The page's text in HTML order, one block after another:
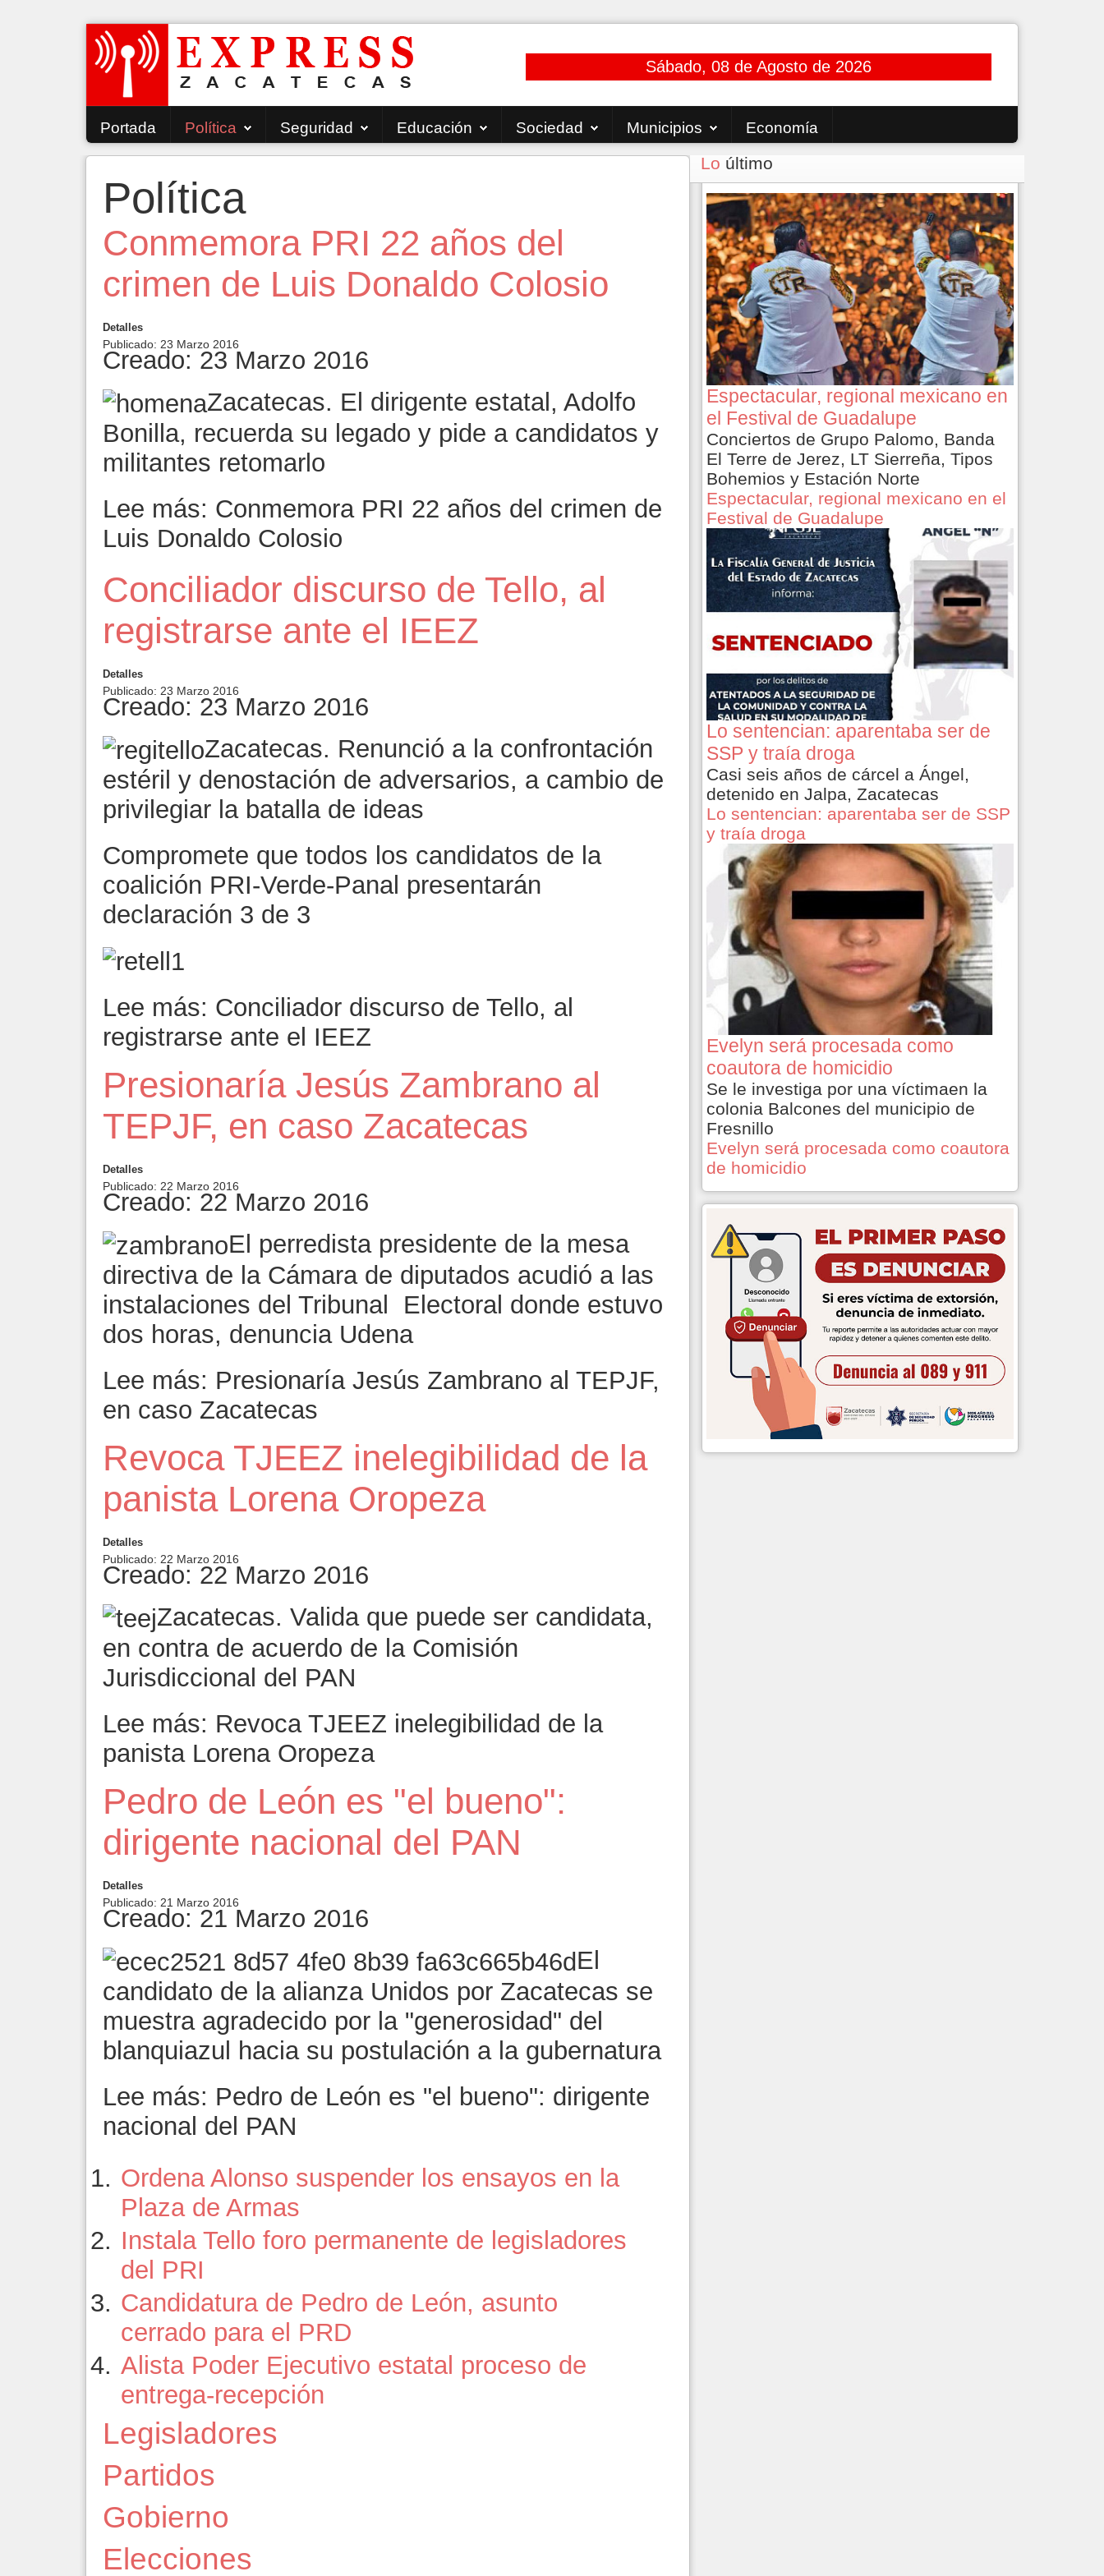
Sábado, 08 de Agosto de 2026
Portada Política Seguridad Educación Sociedad Municipios Economía
Política
Conmemora PRI 22 años del
crimen de Luis Donaldo Colosio
Detalles
Publicado: 23 Marzo 2016
Creado: 23 Marzo 2016
Zacatecas. El dirigente estatal, Adolfo
Bonilla, recuerda su legado y pide a candidatos y
militantes retomarlo
Lee más: Conmemora PRI 22 años del crimen de
Luis Donaldo Colosio
Conciliador discurso de Tello, al
registrarse ante el IEEZ
Detalles
Publicado: 23 Marzo 2016
Creado: 23 Marzo 2016
Zacatecas. Renunció a la confrontación
estéril y denostación de adversarios, a cambio de
privilegiar la batalla de ideas
Compromete que todos los candidatos de la
coalición PRI-Verde-Panal presentarán
declaración 3 de 3
Lee más: Conciliador discurso de Tello, al
registrarse ante el IEEZ
Presionaría Jesús Zambrano al
TEPJF, en caso Zacatecas
Detalles
Publicado: 22 Marzo 2016
Creado: 22 Marzo 2016
El perredista presidente de la mesa
directiva de la Cámara de diputados acudió a las
instalaciones del Tribunal Electoral donde estuvo
dos horas, denuncia Udena
Lee más: Presionaría Jesús Zambrano al TEPJF,
en caso Zacatecas
Revoca TJEEZ inelegibilidad de la
panista Lorena Oropeza
Detalles
Publicado: 22 Marzo 2016
Creado: 22 Marzo 2016
Zacatecas. Valida que puede ser candidata,
en contra de acuerdo de la Comisión
Jurisdiccional del PAN
Lee más: Revoca TJEEZ inelegibilidad de la
panista Lorena Oropeza
Pedro de León es "el bueno":
dirigente nacional del PAN
Detalles
Publicado: 21 Marzo 2016
Creado: 21 Marzo 2016
El
candidato de la alianza Unidos por Zacatecas se
muestra agradecido por la "generosidad" del
blanquiazul hacia su postulación a la gubernatura
Lee más: Pedro de León es "el bueno": dirigente
nacional del PAN
Ordena Alonso suspender los ensayos en la
Plaza de Armas
Instala Tello foro permanente de legisladores
del PRI
Candidatura de Pedro de León, asunto
cerrado para el PRD
Alista Poder Ejecutivo estatal proceso de
entrega-recepción
Legisladores
Partidos
Gobierno
Elecciones
Lo último
Espectacular, regional mexicano en
el Festival de Guadalupe
Conciertos de Grupo Palomo, Banda
El Terre de Jerez, LT Sierreña, Tipos
Bohemios y Estación Norte
Espectacular, regional mexicano en el
Festival de Guadalupe
Lo sentencian: aparentaba ser de
SSP y traía droga
Casi seis años de cárcel a Ángel,
detenido en Jalpa, Zacatecas
Lo sentencian: aparentaba ser de SSP
y traía droga
Evelyn será procesada como
coautora de homicidio
Se le investiga por una víctimaen la
colonia Balcones del municipio de
Fresnillo
Evelyn será procesada como coautora
de homicidio